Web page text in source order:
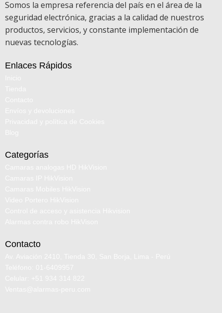
Somos la empresa referencia del país en el área de la
seguridad electrónica, gracias a la calidad de nuestros
productos, servicios, y constante implementación de
nuevas tecnologías.
Enlaces Rápidos
Categorías
Contacto